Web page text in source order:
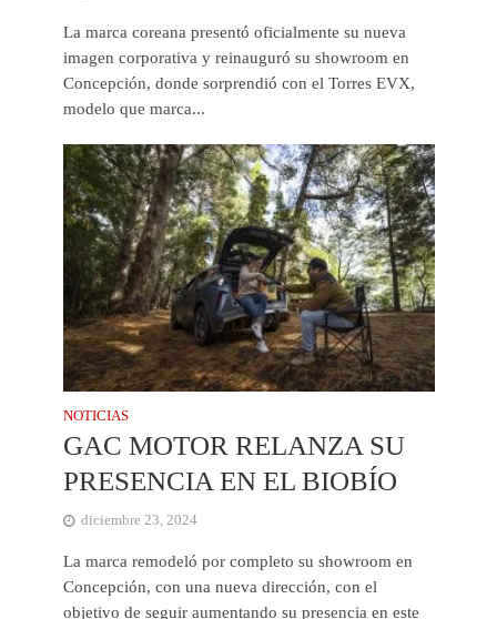
La marca coreana presentó oficialmente su nueva
imagen corporativa y reinauguró su showroom en
Concepción, donde sorprendió con el Torres EVX,
modelo que marca...
NOTICIAS
GAC MOTOR RELANZA SU
PRESENCIA EN EL BIOBÍO
diciembre 23, 2024
La marca remodeló por completo su showroom en
Concepción, con una nueva dirección, con el
objetivo de seguir aumentando su presencia en este